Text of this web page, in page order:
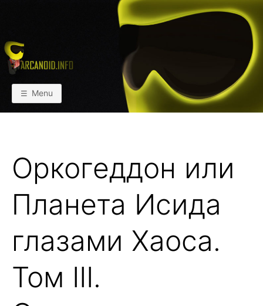
АРКАИНФО
Пейнтбол vs Paintball
Menu
Оркогеддон или
Планета Исида
глазами Хаоса.
Том III.